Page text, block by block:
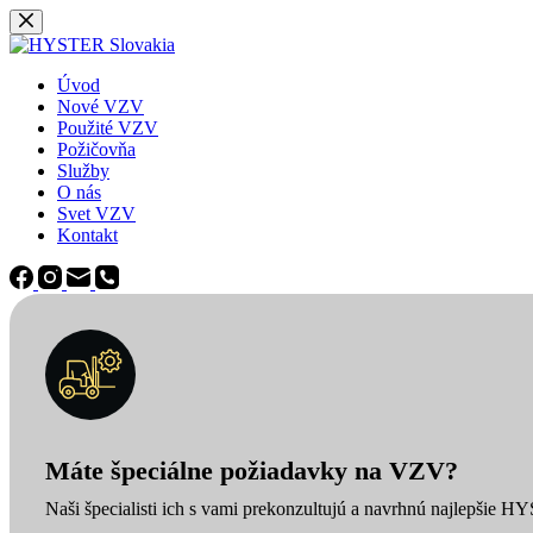
Späť
na
Úvod
Nové VZV
Použité VZV
Požičovňa
Služby
O nás
Svet VZV
Kontakt
Máte špeciálne požiadavky na VZV?
Naši špecialisti ich s vami prekonzultujú a navrhnú najlepšie